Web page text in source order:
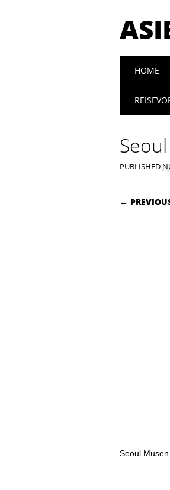
HOME
PUBLISHED
←
Seoul Musen